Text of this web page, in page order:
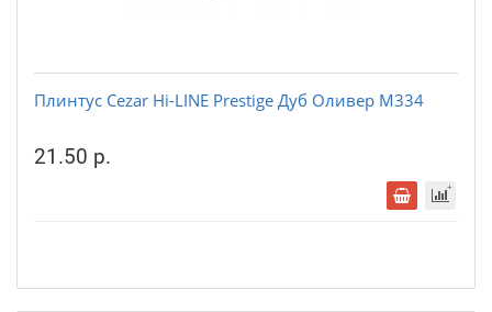
Плинтус Cezar Hi-LINE Prestige Дуб Оливер М334
21.50 р.